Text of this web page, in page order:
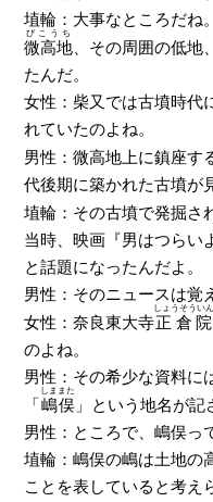
埴輪：大事なところだね
微高地
びこうち
、その周囲の低
たんだ。
女性：柴又では古墳時代
れていたのよね。
男性：微高地上に鎮座す
代後期に築かれた古墳が
埴輪：その古墳で発掘さ
当時、映画『男はつらい
と話題になったんだよ。
男性：そのニュースは覚
女性：奈良東大寺正倉院
しょうそういん
のよね。
男性：その希少な資料に
「嶋俣
しままた
」という地名が記
男性：ところで、嶋俣っ
埴輪：嶋俣の嶋は土地の
ことを表していると考え